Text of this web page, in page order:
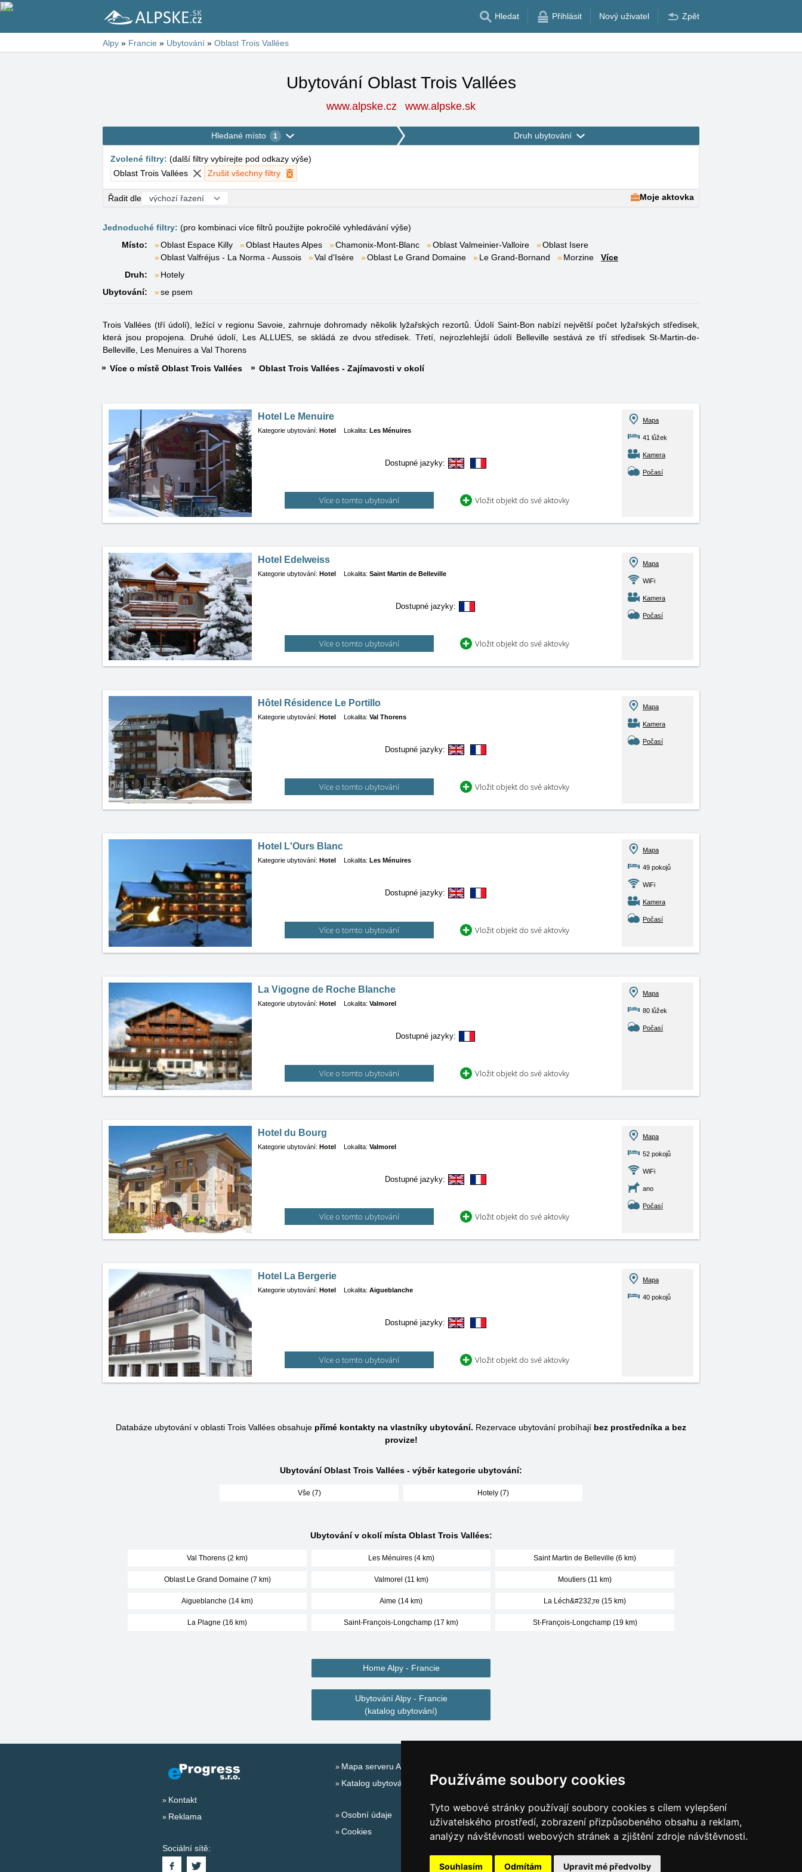
Používáme soubory cookies
Tyto webové stránky používají soubory cookies s cílem vylepšení
uživatelského prostředí, zobrazení přizpůsobeného obsahu a reklam,
analýzy návštěvnosti webových stránek a zjištění zdroje návštěvnosti.
Souhlasím Odmítám Upravit mé předvolby
Hledat Přihlásit Nový uživatel Zpět
Alpy » Francie » Ubytování » Oblast Trois Vallées
Ubytování Oblast Trois Vallées
www.alpske.cz www.alpske.sk
Hledané místo 1 Druh ubytování
Zvolené filtry: (další filtry vybírejte pod odkazy výše)
Oblast Trois Vallées
Zrušit všechny filtry
Řadit dle Moje aktovka
Jednoduché filtry: (pro kombinaci více filtrů použijte pokročilé vyhledávání výše)
Místo:
Oblast Espace Killy Oblast Hautes Alpes Chamonix-Mont-Blanc Oblast Valmeinier-Valloire
Oblast Isere
Oblast Valfréjus - La Norma - Aussois
Val d'Isère Oblast Le Grand Domaine Le Grand-Bornand Morzine
Více
Druh:
Hotely
Ubytování:
se psem
Trois Vallées (tří údolí), ležící v regionu Savoie, zahrnuje dohromady několik lyžařských rezortů. Údolí Saint-Bon nabízí největší počet lyžařských středisek,
která jsou propojena. Druhé údolí, Les ALLUES, se skládá ze dvou středisek. Třetí, nejrozlehlejší údolí Belleville sestává ze tří středisek St-Martin-de-
Belleville, Les Menuires a Val Thorens
Více o místě Oblast Trois Vallées
Oblast Trois Vallées - Zajímavosti v okolí
Hotel Le Menuire
Kategorie ubytování: Hotel Lokalita: Les Ménuires
Dostupné jazyky:
Více o tomto ubytování Vložit objekt do své aktovky
Mapa
41 lůžek
Kamera
Počasí
Hotel Edelweiss
Kategorie ubytování: Hotel Lokalita: Saint Martin de Belleville
Dostupné jazyky:
Více o tomto ubytování Vložit objekt do své aktovky
Mapa
WiFi
Kamera
Počasí
Hôtel Résidence Le Portillo
Kategorie ubytování: Hotel Lokalita: Val Thorens
Dostupné jazyky:
Více o tomto ubytování Vložit objekt do své aktovky
Mapa
Kamera
Počasí
Hotel L'Ours Blanc
Kategorie ubytování: Hotel Lokalita: Les Ménuires
Dostupné jazyky:
Více o tomto ubytování Vložit objekt do své aktovky
Mapa
49 pokojů
WiFi
Kamera
Počasí
La Vigogne de Roche Blanche
Kategorie ubytování: Hotel Lokalita: Valmorel
Dostupné jazyky:
Více o tomto ubytování Vložit objekt do své aktovky
Mapa
80 lůžek
Počasí
Hotel du Bourg
Kategorie ubytování: Hotel Lokalita: Valmorel
Dostupné jazyky:
Více o tomto ubytování Vložit objekt do své aktovky
Mapa
52 pokojů
WiFi
ano
Počasí
Hotel La Bergerie
Kategorie ubytování: Hotel Lokalita: Aigueblanche
Dostupné jazyky:
Více o tomto ubytování Vložit objekt do své aktovky
Mapa
40 pokojů
Databáze ubytování v oblasti Trois Vallées obsahuje přímé kontakty na vlastníky ubytování. Rezervace ubytování probíhají bez prostředníka a bez
provize!
Ubytování Oblast Trois Vallées - výběr kategorie ubytování:
Vše (7) Hotely (7)
Ubytování v okolí místa Oblast Trois Vallées:
Val Thorens (2 km) Les Ménuires (4 km) Saint Martin de Belleville (6 km)
Oblast Le Grand Domaine (7 km) Valmorel (11 km) Moutiers (11 km)
Aigueblanche (14 km) Aime (14 km) La Léch&#232;re (15 km)
La Plagne (16 km) Saint-François-Longchamp (17 km) St-François-Longchamp (19 km)
Home Alpy - Francie
Ubytování Alpy - Francie
(katalog ubytování)
Kontakt
Reklama
Sociální sítě:
Mapa serveru Alpy - Francie
Katalog ubytování
Osobní údaje
Cookies
České hory
Chorvatsko
Alpy